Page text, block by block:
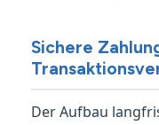
Sichere
Der Aufbau